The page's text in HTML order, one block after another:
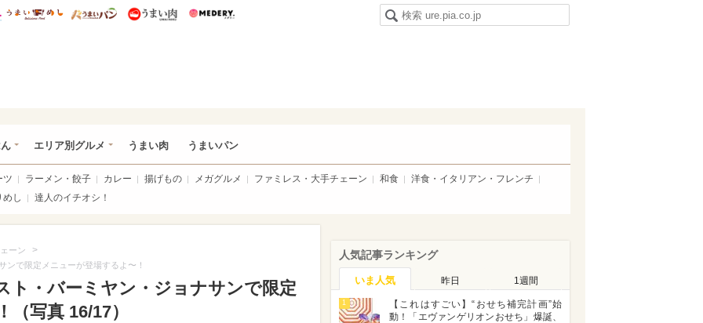
研 ディズニー特集
mimot. うまいめし うまいパン うまい肉
エリア別グルメ うまい肉 うまいパン
ツ ラーメン・餃子 カレー 揚げもの メガグルメ ファミレス・大手チェーン 和食
洋食・イタリアン・フレンチ
めし
達人のイチオシ！
ーン >
ンで限定メニューが登場するよ〜！
ト・バーミヤン・ジョナサンで限定
写真 16/17）
人気記事ランキング
いま人気 昨日 1週間
1
【これはすごい】“おせち補完計画”始
動！「エヴァンゲリオンおせち」爆誕、